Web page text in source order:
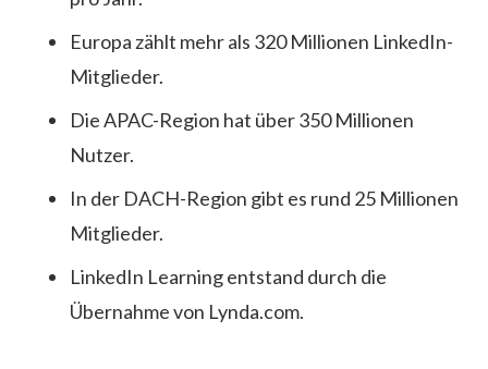
Europa zählt mehr als 320 Millionen LinkedIn-
Mitglieder.
Die APAC-Region hat über 350 Millionen
Nutzer.
In der DACH-Region gibt es rund 25 Millionen
Mitglieder.
LinkedIn Learning entstand durch die
Übernahme von Lynda.com.